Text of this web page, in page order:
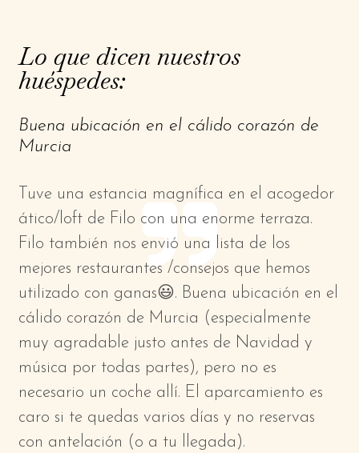
Lo que dicen nuestros
huéspedes:
Buena ubicación en el cálido corazón de
Murcia
Tuve una estancia magnífica en el acogedor
ático/loft de Filo con una enorme terraza.
Filo también nos envió una lista de los
mejores restaurantes /consejos que hemos
utilizado con ganas😃. Buena ubicación en el
cálido corazón de Murcia (especialmente
muy agradable justo antes de Navidad y
música por todas partes), pero no es
necesario un coche allí. El aparcamiento es
caro si te quedas varios días y no reservas
con antelación (o a tu llegada).